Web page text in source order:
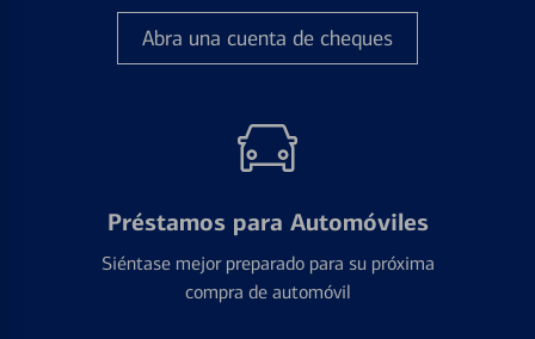
Abra una cuenta de cheques
Préstamos para Automóviles
Siéntase mejor preparado para su próxima
compra de automóvil